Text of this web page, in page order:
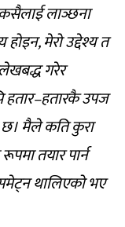
लाञ्छना
होइन, मेरो उद्देश्य त
गरेर
हतार–हतारकै उपज
मैले कति कुरा
तयार पार्न
थालिएको भए